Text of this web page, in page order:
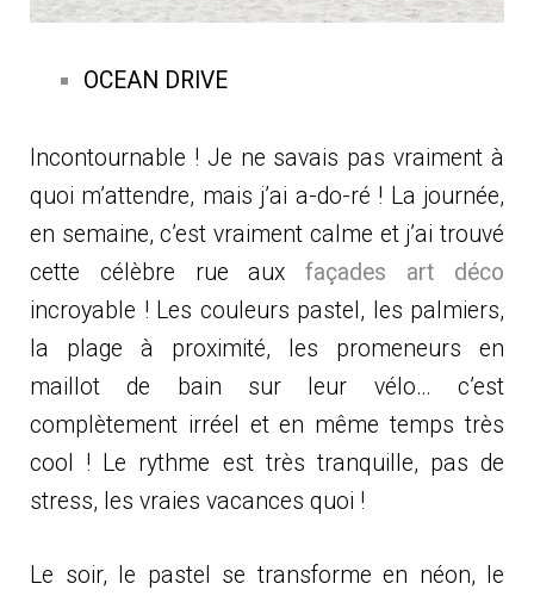
OCEAN DRIVE
Incontournable ! Je ne savais pas vraiment à
quoi m’attendre, mais j’ai a-do-ré ! La journée,
en semaine, c’est vraiment calme et j’ai trouvé
cette célèbre rue auxfaçades art déco
incroyable ! Les couleurs pastel, les palmiers,
la plage à proximité, les promeneurs en
maillot de bain sur leur vélo… c’est
complètement irréel et en même temps très
cool ! Le rythme est très tranquille, pas de
stress, les vraies vacances quoi !
Le soir, le pastel se transforme en néon, le